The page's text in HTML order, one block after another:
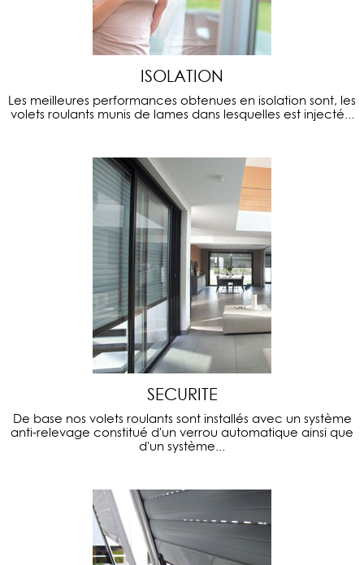
ISOLATION
Les meilleures performances obtenues en isolation sont, les
volets roulants munis de lames dans lesquelles est injecté...
SECURITE
De base nos volets roulants sont installés avec un système
anti-relevage constitué d'un verrou automatique ainsi que
d'un système...